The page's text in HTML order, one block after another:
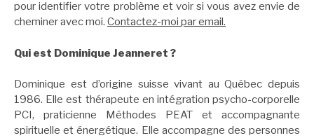
pour identifier votre problème et voir si vous avez envie de
cheminer avec moi. Contactez-moi par email.
Qui est Dominique Jeanneret ?
Dominique est d’origine suisse vivant au Québec depuis
1986. Elle est thérapeute en intégration psycho-corporelle
PCI, praticienne Méthodes PEAT et accompagnante
spirituelle et énergétique. Elle accompagne des personnes